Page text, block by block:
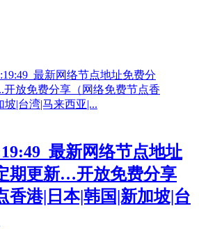
最新网络节点地址
期更新…开放免费分享
香港|日本|韩国|新加坡|台